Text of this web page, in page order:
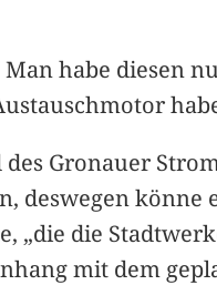
Man habe diesen
Gronauer
deswegen könne
„die die
mit dem